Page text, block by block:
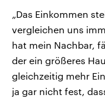
„Das Einkommen
vergleichen uns
hat mein Nachbar,
der ein größeres
gleichzeitig mehr
ja gar nicht fest,